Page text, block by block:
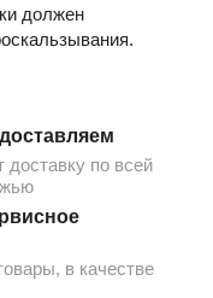
должен
по всей
в качестве